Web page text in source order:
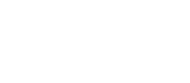
della maternità e ci